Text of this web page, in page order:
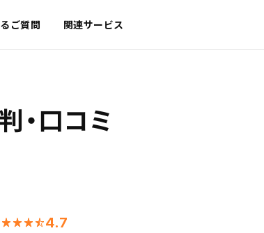
ご質問 関連サービス
・口コミ
4.7